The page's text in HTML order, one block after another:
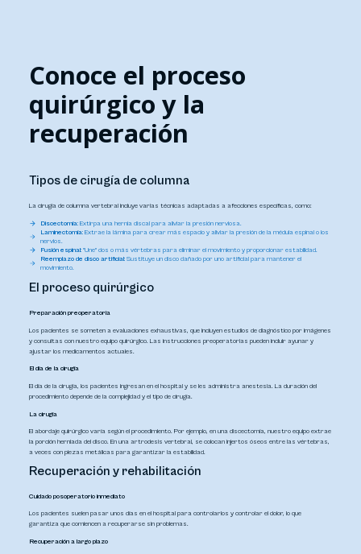
Conoce el proceso
quirúrgico y la
recuperación
Tipos de cirugía de columna
La cirugía de columna vertebral incluye varias técnicas adaptadas a afecciones específicas, como:
Discectomía:Extirpa una hernia discal para aliviar la presión nerviosa.
Laminectomía:Extrae la lámina para crear más espacio y aliviar la presión de la médula espinal o los
nervios.
Fusión espinal:"Une" dos o más vértebras para eliminar el movimiento y proporcionar estabilidad.
Reemplazo de disco artificial:Sustituye un disco dañado por uno artificial para mantener el
movimiento.
El proceso quirúrgico
Preparación preoperatoria
Los pacientes se someten a evaluaciones exhaustivas, que incluyen estudios de diagnóstico por imágenes
y consultas con nuestro equipo quirúrgico. Las instrucciones preoperatorias pueden incluir ayunar y
ajustar los medicamentos actuales.
El día de la cirugía
El día de la cirugía, los pacientes ingresan en el hospital y se les administra anestesia. La duración del
procedimiento depende de la complejidad y el tipo de cirugía.
La cirugía
El abordaje quirúrgico varía según el procedimiento. Por ejemplo, en una discectomía, nuestro equipo extrae
la porción herniada del disco. En una artrodesis vertebral, se colocan injertos óseos entre las vértebras,
a veces con piezas metálicas para garantizar la estabilidad.
Recuperación y rehabilitación
Cuidado posoperatorio inmediato
Los pacientes suelen pasar unos días en el hospital para controlarlos y controlar el dolor, lo que
garantiza que comiencen a recuperarse sin problemas.
Recuperación a largo plazo